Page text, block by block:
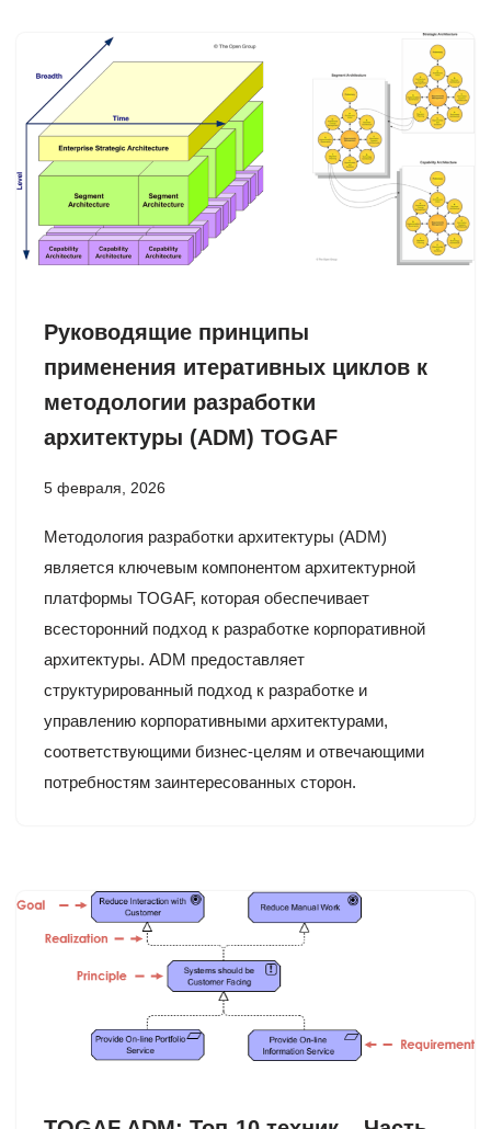
Руководящие принципы
применения итеративных циклов к
методологии разработки
архитектуры (ADM) TOGAF
5 февраля, 2026
Методология разработки архитектуры (ADM)
является ключевым компонентом архитектурной
платформы TOGAF, которая обеспечивает
всесторонний подход к разработке корпоративной
архитектуры. ADM предоставляет
структурированный подход к разработке и
управлению корпоративными архитектурами,
соответствующими бизнес-целям и отвечающими
потребностям заинтересованных сторон.